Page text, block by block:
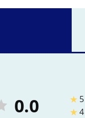
0.0 ★ 5
★4